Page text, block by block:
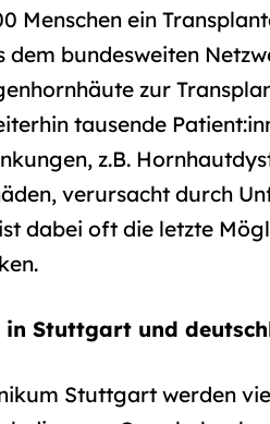
Menschen ein
bundesweiten
zur
tausende
z.B.
verursacht durch
dabei oft die letzte
in Stuttgart und
Stuttgart werden